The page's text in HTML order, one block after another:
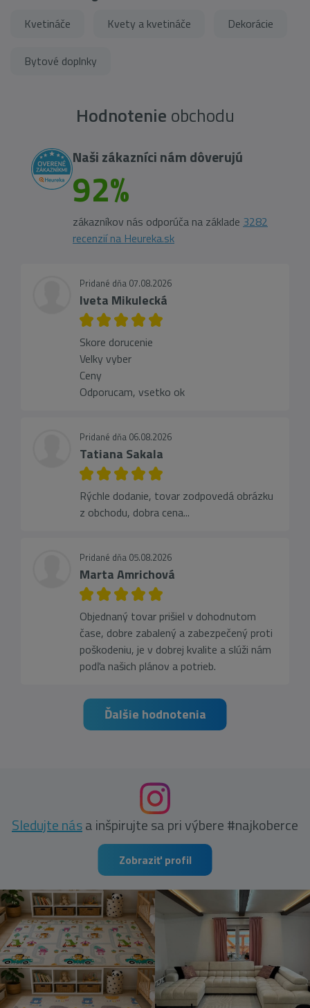
Kvetináče Kvety a kvetináče Dekorácie
Bytové doplnky
Hodnotenie obchodu
Naši zákazníci nám dôverujú
92%
zákazníkov nás odporúča na základe 3282
recenzií na Heureka.sk
Pridané dňa 07.08.2026
Iveta Mikulecká
Skore dorucenie
Velky vyber
Ceny
Odporucam, vsetko ok
Pridané dňa 06.08.2026
Tatiana Sakala
Rýchle dodanie, tovar zodpovedá obrázku
z obchodu, dobra cena...
Pridané dňa 05.08.2026
Marta Amrichová
Objednaný tovar prišiel v dohodnutom
čase, dobre zabalený a zabezpečený proti
poškodeniu, je v dobrej kvalite a slúži nám
podľa našich plánov a potrieb.
Ďalšie hodnotenia
Sledujte nása inšpirujte sa pri výbere #najkoberce
Zobraziť profil